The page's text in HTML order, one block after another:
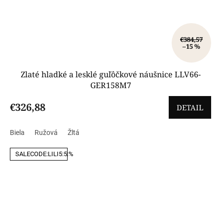
€384,57
–15 %
Zlaté hladké a lesklé guľôčkové náušnice LLV66-
GER158M7
€326,88 DETAIL
Biela Ružová Žltá
SALECODE:LILI5:5:%